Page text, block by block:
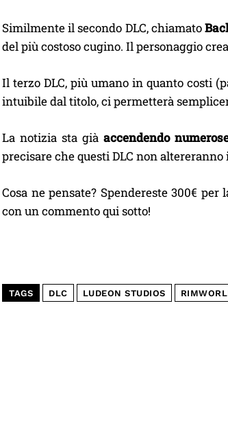
Similmente il secondo DLC, chiamato
del più costoso cugino. Il personaggio
Il terzo DLC, più umano in quanto costi
intuibile dal titolo, ci permetterà
La notizia sta già accendendo
precisare che questi DLC non
Cosa ne pensate? Spendereste 300€
con un commento qui sotto!
TAGS DLC LUDEON STUDIOS